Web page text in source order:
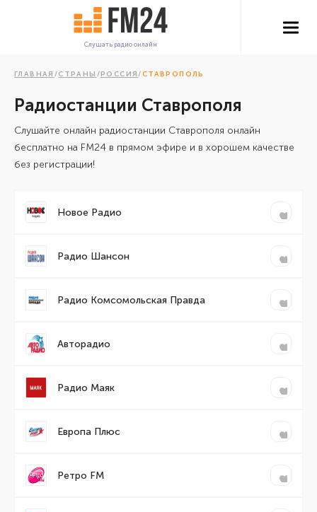
Слушать радио онлайн
ГЛАВНАЯ /СТРАНЫ /РОССИЯ/СТАВРОПОЛЬ
Радиостанции Ставрополя
Cлушайте онлайн радиостанции Ставрополя онлайн
бесплатно на FM24 в прямом эфире и в хорошем качестве
без регистрации!
Новое Радио
Радио Шансон
Радио Комсомольская Правда
Авторадио
Радио Маяк
Европа Плюс
Ретро FM